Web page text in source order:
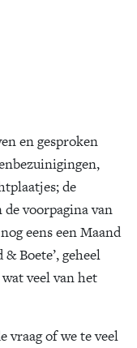
Zoek
en gesproken
de
voorpagina van
eens een Maand
Boete’, geheel
veel van het
vraag of we te veel